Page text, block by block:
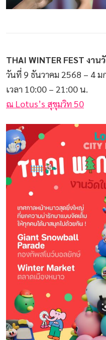
THAI WINTER FEST งา
วันที่ 9 ธันวาคม 2568 – 4 ม
เวลา 10:00 – 21:00 น.
ณ Lotus’s สุขุมวิท 50